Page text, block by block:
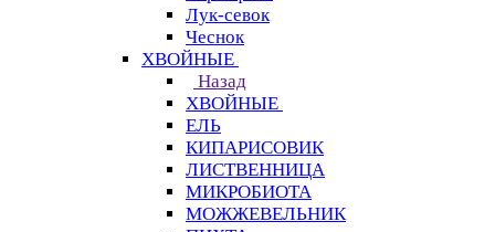
Лук-севок
Чеснок
ХВОЙНЫЕ
Назад
ХВОЙНЫЕ
ЕЛЬ
КИПАРИСОВИК
ЛИСТВЕННИЦА
МИКРОБИОТА
МОЖЖЕВЕЛЬНИК